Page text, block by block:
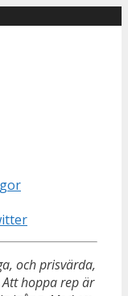
och prisvärda,
hoppa rep är